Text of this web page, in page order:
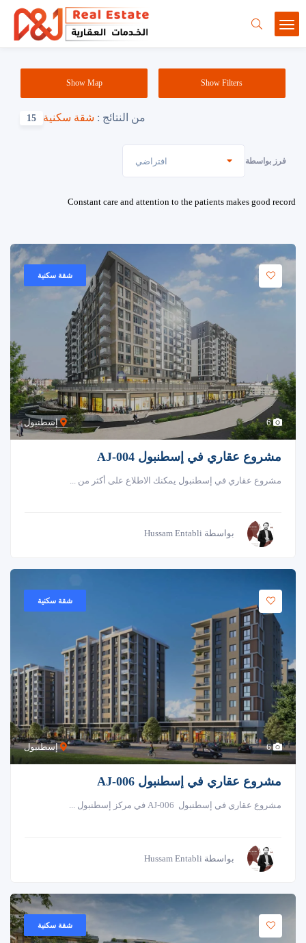
Show Filters
Show Map
من النتائج : شقة سكنية 15
فرز بواسطة افتراضي
Constant care and attention to the patients makes good record
إسطنبول
شقة سكنية
6
مشروع عقاري في إسطنبول AJ-004
مشروع عقاري في إسطنبول يمكنك الاطلاع على أكثر من ...
بواسطة Hussam Entabli
إسطنبول
شقة سكنية
6
مشروع عقاري في إسطنبول AJ-006
مشروع عقاري في إسطنبول AJ-006 في مركز إسطنبول ...
بواسطة Hussam Entabli
شقة سكنية